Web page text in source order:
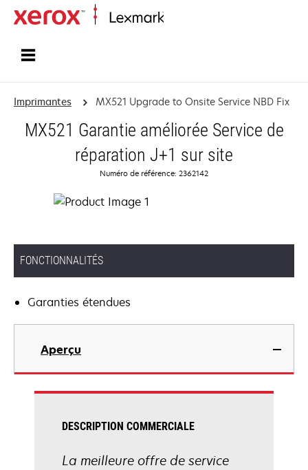
Imprimantes MX521 Upgrade to Onsite Service NBD Fix
MX521 Garantie améliorée Service de
réparation J+1 sur site
Numéro de référence: 2362142
FONCTIONNALITÉS
Garanties étendues
Aperçu
DESCRIPTION COMMERCIALE
La meilleure offre de service